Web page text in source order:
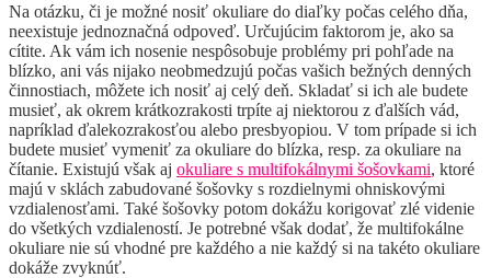
Na otázku, či je možné nosiť okuliare do diaľky počas celého dňa,
neexistuje jednoznačná odpoveď. Určujúcim faktorom je, ako sa
cítite. Ak vám ich nosenie nespôsobuje problémy pri pohľade na
blízko, ani vás nijako neobmedzujú počas vašich bežných denných
činnostiach, môžete ich nosiť aj celý deň. Skladať si ich ale budete
musieť, ak okrem krátkozrakosti trpíte aj niektorou z ďalších vád,
napríklad ďalekozrakosťou alebo presbyopiou. V tom prípade si ich
budete musieť vymeniť za okuliare do blízka, resp. za okuliare na
čítanie. Existujú však aj okuliare s multifokálnymi šošovkami, ktoré
majú v sklách zabudované šošovky s rozdielnymi ohniskovými
vzdialenosťami. Také šošovky potom dokážu korigovať zlé videnie
do všetkých vzdialeností. Je potrebné však dodať, že multifokálne
okuliare nie sú vhodné pre každého a nie každý si na takéto okuliare
dokáže zvyknúť.